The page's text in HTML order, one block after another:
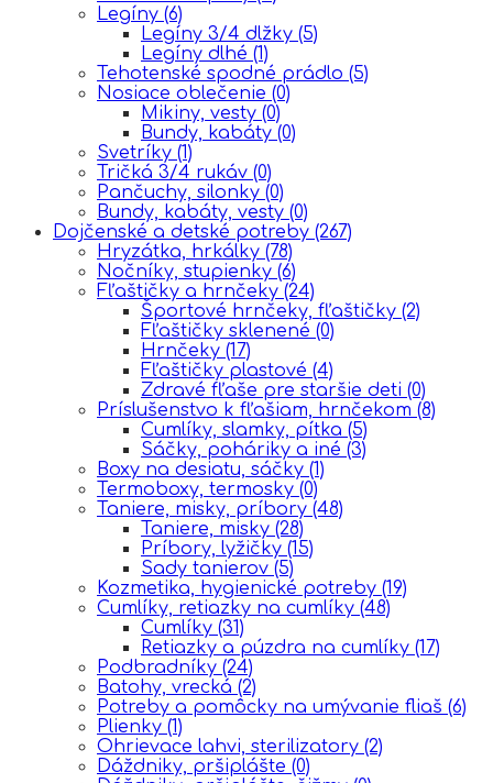
Legíny (6)
Legíny 3/4 dlžky (5)
Legíny dlhé (1)
Tehotenské spodné prádlo (5)
Nosiace oblečenie (0)
Mikiny, vesty (0)
Bundy, kabáty (0)
Svetríky (1)
Tričká 3/4 rukáv (0)
Pančuchy, silonky (0)
Bundy, kabáty, vesty (0)
Dojčenské a detské potreby (267)
Hryzátka, hrkálky (78)
Nočníky, stupienky (6)
Fľaštičky a hrnčeky (24)
Športové hrnčeky, fľaštičky (2)
Fľaštičky sklenené (0)
Hrnčeky (17)
Fľaštičky plastové (4)
Zdravé fľaše pre staršie deti (0)
Príslušenstvo k fľašiam, hrnčekom (8)
Cumlíky, slamky, pítka (5)
Sáčky, poháriky a iné (3)
Boxy na desiatu, sáčky (1)
Termoboxy, termosky (0)
Taniere, misky, príbory (48)
Taniere, misky (28)
Príbory, lyžičky (15)
Sady tanierov (5)
Kozmetika, hygienické potreby (19)
Cumlíky, retiazky na cumlíky (48)
Cumlíky (31)
Retiazky a púzdra na cumlíky (17)
Podbradníky (24)
Batohy, vrecká (2)
Potreby a pomôcky na umývanie fliaš (6)
Plienky (1)
Ohrievace lahvi, sterilizatory (2)
Dáždniky, pršiplášte (0)